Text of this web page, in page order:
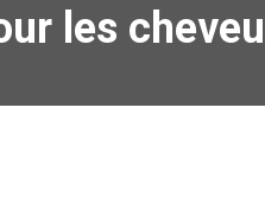
les